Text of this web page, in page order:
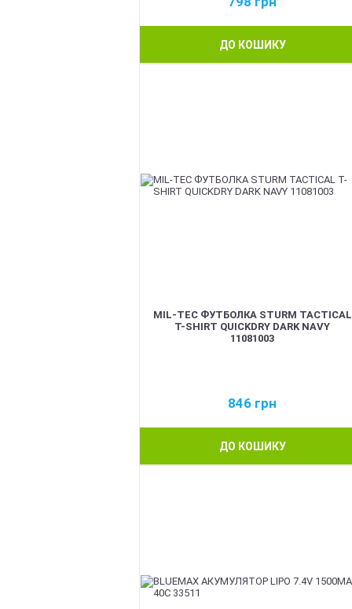
ДО КОШИКУ
MIL-TEC ФУТБОЛКА STURM TACTICAL
T-SHIRT QUICKDRY DARK NAVY
11081003
846 грн
ДО КОШИКУ